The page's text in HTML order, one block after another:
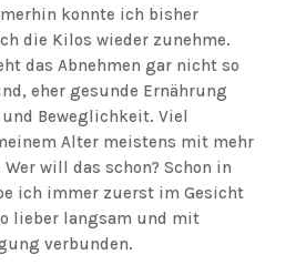
konnte ich bisher
die Kilos wieder zunehme.
das Abnehmen gar nicht so
eher gesunde Ernährung
Beweglichkeit. Viel
Alter meistens mit mehr
will das schon? Schon in
ich immer zuerst im Gesicht
lieber langsam und mit
verbunden.